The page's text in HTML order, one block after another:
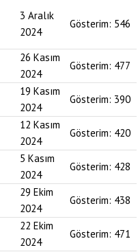
3 Aralık
2024
Gösterim: 546
26 Kasım
2024
Gösterim: 477
19 Kasım
2024
Gösterim: 390
12 Kasım
2024
Gösterim: 420
5 Kasım
2024
Gösterim: 428
29 Ekim
2024
Gösterim: 438
22 Ekim
2024
Gösterim: 471